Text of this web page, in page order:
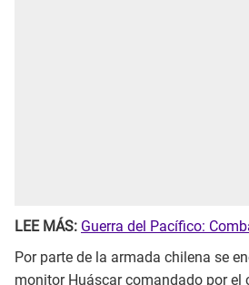
LEE MÁS: Guerra del Pacífico:
Por parte de la armada chilena se
monitor Huáscar comandado por el